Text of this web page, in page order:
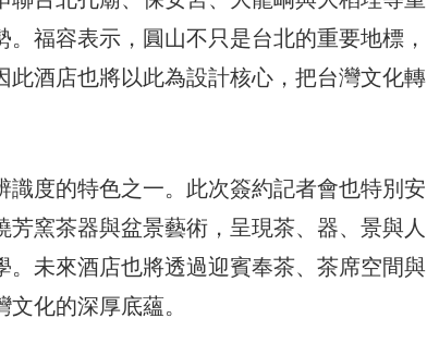
福容表示，圓山不只是台北的重要地標，
酒店也將以此為設計核心，把台灣文化轉
度的特色之一。此次簽約記者會也特別安
窯茶器與盆景藝術，呈現茶、器、景與人
未來酒店也將透過迎賓奉茶、茶席空間與
化的深厚底蘊。